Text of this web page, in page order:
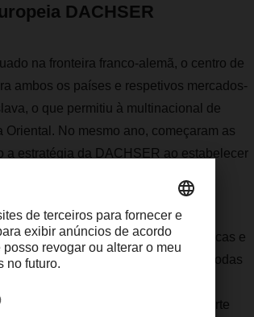
DACHSER
na fronteira franco-alemã, o centro de
ambos os países e respetivos mercados-
o que permitiu à multinacional de
No mesmo ano, começaram as
a estratégia da DACHSER ao estabelecer
tempos de trânsito garantidos.
se às cerca de 2.450 linhas domésticas e
bem como a ligação entre todas
e a capacidade da rede. “A
um plano de transporte